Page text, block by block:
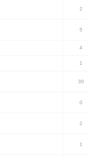
2
5
4
1
30
0
2
1